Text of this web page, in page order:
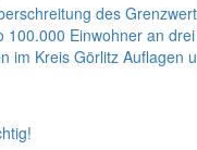
des
100.000 Einwohner an
im Kreis Görlitz Auflagen